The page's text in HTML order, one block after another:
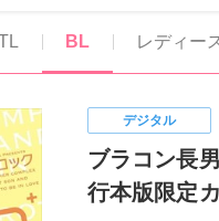
BL レディー
デジタル
ブラコン長
行本版限定